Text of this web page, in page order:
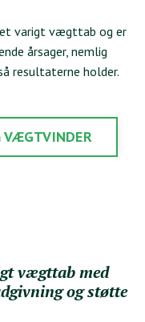
et varigt vægttab og er
årsager, nemlig
resultaterne holder.
vægttab med
og støtte